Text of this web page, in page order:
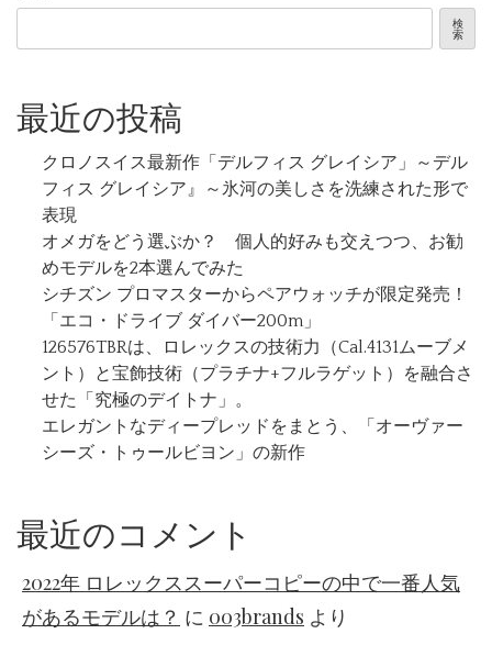
検
索
最近の投稿
クロノスイス最新作「デルフィス グレイシア」～デル
フィス グレイシア』～氷河の美しさを洗練された形で
表現
オメガをどう選ぶか？ 個人的好みも交えつつ、お勧
めモデルを2本選んでみた
シチズン プロマスターからペアウォッチが限定発売！
「エコ・ドライブ ダイバー200m」
126576TBRは、ロレックスの技術力（Cal.4131ムーブメ
ント）と宝飾技術（プラチナ+フルラゲット）を融合さ
せた「究極のデイトナ」。
エレガントなディープレッドをまとう、「オーヴァー
シーズ・トゥールビヨン」の新作
最近のコメント
2022年 ロレックススーパーコピーの中で一番人気
があるモデルは？ に 003brands より